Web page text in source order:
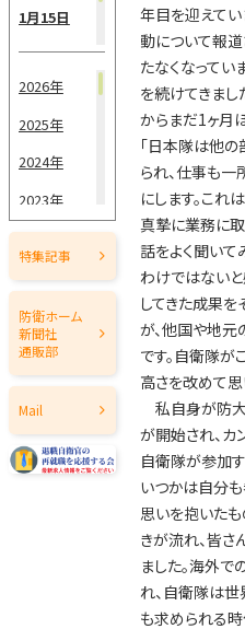
1月15日
1月1日
2026年
2025年
2024年
2023年
2022年
2020年
2019年
2018年
2016年
特集記事
防衛ホーム
新聞社
通販部
Mail
年目を迎えて
動について報道
たなくなってい
を続けてきまし
からまだ1ヶ月
「日本隊は他
られ、仕事も一
にします。これ
真摯に業務に取
話をよく聞いて
わけではない
してきた成果
が、他国や地元
です。自衛隊
高さを改めて思
私自身が防
が開始され、
自衛隊が参加
いつかは自分
思いを抱いたも
きが流れ、皆さ
ました。海外
れ、自衛隊は
も求められる時